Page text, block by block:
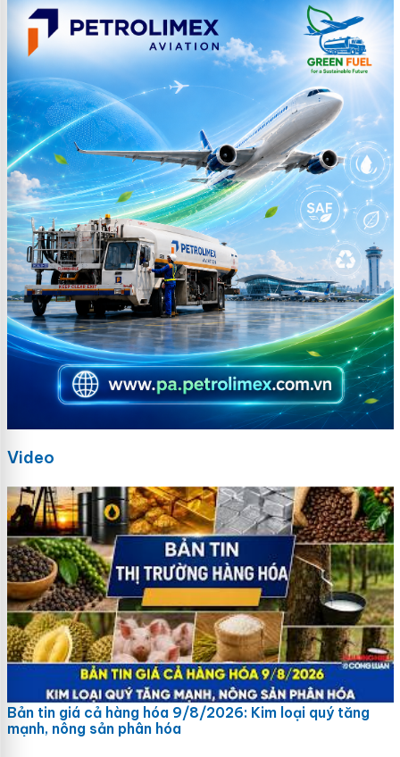
Video
Bản tin giá cả hàng hóa 9/8/2026: Kim loại quý tăng
mạnh, nông sản phân hóa